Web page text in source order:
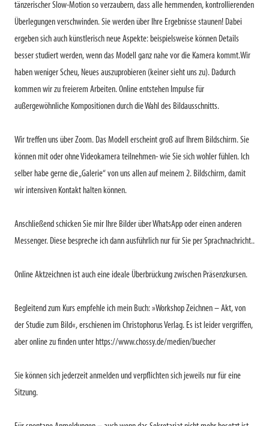
tänzerischer Slow-Motion so verzaubern, dass alle hemmenden, kontrollierenden
Überlegungen verschwinden. Sie werden über Ihre Ergebnisse staunen! Dabei
ergeben sich auch künstlerisch neue Aspekte: beispielsweise können Details
besser studiert werden, wenn das Modell ganz nahe vor die Kamera kommt.Wir
haben weniger Scheu, Neues auszuprobieren (keiner sieht uns zu). Dadurch
kommen wir zu freierem Arbeiten. Online entstehen Impulse für
außergewöhnliche Kompositionen durch die Wahl des Bildausschnitts.
Wir treffen uns über Zoom. Das Modell erscheint groß auf Ihrem Bildschirm. Sie
können mit oder ohne Videokamera teilnehmen- wie Sie sich wohler fühlen. Ich
selber habe gerne die „Galerie“ von uns allen auf meinem 2. Bildschirm, damit
wir intensiven Kontakt halten können.
Anschließend schicken Sie mir Ihre Bilder über WhatsApp oder einen anderen
Messenger. Diese bespreche ich dann ausführlich nur für Sie per Sprachnachricht..
Online Aktzeichnen ist auch eine ideale Überbrückung zwischen Präsenzkursen.
Begleitend zum Kurs empfehle ich mein Buch: »Workshop Zeichnen – Akt, von
der Studie zum Bild«, erschienen im Christophorus Verlag. Es ist leider vergriffen,
aber online zu finden unter https://www.chossy.de/medien/buecher
Sie können sich jederzeit anmelden und verpflichten sich jeweils nur für eine
Sitzung.